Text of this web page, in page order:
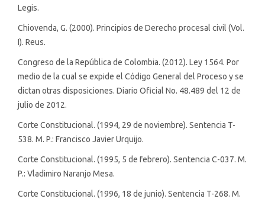
Legis.
Chiovenda, G. (2000). Principios de Derecho procesal civil (Vol.
I). Reus.
Congreso de la República de Colombia. (2012). Ley 1564. Por
medio de la cual se expide el Código General del Proceso y se
dictan otras disposiciones. Diario Oficial No. 48.489 del 12 de
julio de 2012.
Corte Constitucional. (1994, 29 de noviembre). Sentencia T-
538. M. P.: Francisco Javier Urquijo.
Corte Constitucional. (1995, 5 de febrero). Sentencia C-037. M.
P.: Vladimiro Naranjo Mesa.
Corte Constitucional. (1996, 18 de junio). Sentencia T-268. M.